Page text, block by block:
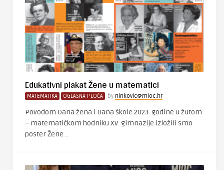
Edukativni plakat Žene u matematici
MATEMATIKA OGLASNA PLOČA by ninkovic@mioc.hr
Povodom Dana žena i Dana škole 2023. godine u žutom
– matematičkom hodniku XV. gimnazije izložili smo
poster Žene ..